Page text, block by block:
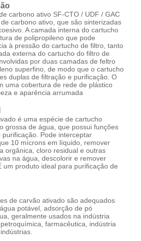
carbono ativo SF-CTO / UDF / GAC
carbono ativo, que são sinterizadas
A camada interna do cartucho
de polipropileno que pode
à pressão do cartucho de filtro, tanto
externa do cartucho do filtro de
por duas camadas de feltro
superfino, de modo que o cartucho
duplas de filtração e purificação. O
uma cobertura de rede de plástico
e aparência arrumada
é uma espécie de cartucho
grossa de água, que possui funções
Pode interceptar
10 mícrons em líquido, remover
orgânica, cloro residual e outras
na água, descolorir e remover
um produto ideal para purificação de
de carvão ativado são adequados
potável, adsorção de pó
geralmente usados na indústria
farmacêutica, indústria